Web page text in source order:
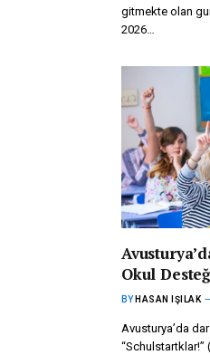
gitmekte olan
2026…
Okul
BY HASAN IŞILAK
Avusturya’da
“Schulstartklar!”